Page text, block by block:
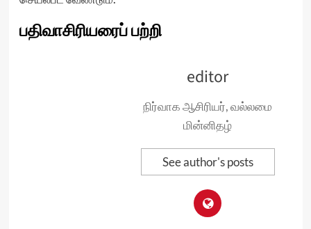
பதிவாசிரியரைப் பற்றி
editor
நிர்வாக ஆசிரியர், வல்லமை
மின்னிதழ்
See author's posts